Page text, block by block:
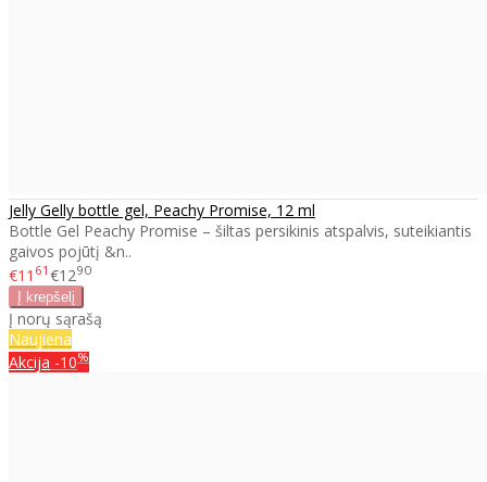
Jelly Gelly bottle gel, Peachy Promise, 12 ml
Bottle Gel Peachy Promise – šiltas persikinis atspalvis, suteikiantis
gaivos pojūtį &n..
€11 61 €1290
Į norų sąrašą
Naujiena
Akcija -10%